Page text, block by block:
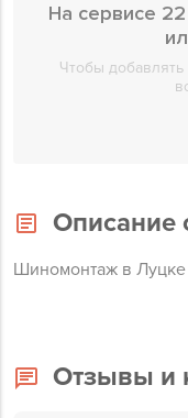
На сервисе
Чтобы
Описание
Шиномонтаж в Луцке
Отзывы и